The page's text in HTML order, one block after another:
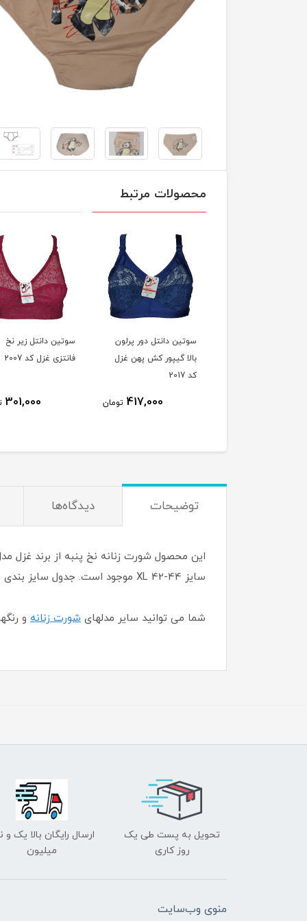
محصولات مرتبط
سوتین دانتل دور پرلون
بالا گیپور کش پهن غزل
کد 2017
417,000 تومان
سوتین دانتل زیر نخ
فانتزی غزل کد 2007
301,000
توضیحات دیدگاه‌ها
این محصول شورت زنانه نخ پنبه از برند
سایز XL 42-44 موجود است. جدول سایز بندی به خرید شما کمک می کند.
شما می توانید سایر مدلهای شورت زنانه و
تحویل به پست طی یک
روز کاری
ارسال رایگان بالا یک و
میلیون
منوی وب‌سایت